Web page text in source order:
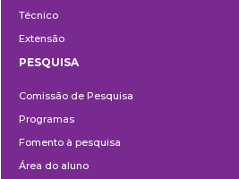
Técnico
Extensão
PESQUISA
Comissão de Pesquisa
Programas
Fomento à pesquisa
Área do aluno